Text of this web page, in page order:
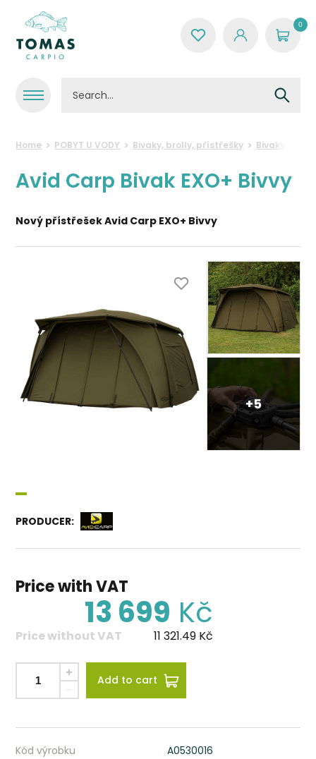
0
Home POBYT U VODY Bivaky, brolly, přístřešky Bivaky
Avid Carp Bivak EXO+ Bivvy
Nový přístřešek Avid Carp EXO+ Bivvy
+5
PRODUCER:
Price with VAT
13 699 Kč
Price without VAT 11 321.49 Kč
Add to cart
Kód výrobku
A0530016